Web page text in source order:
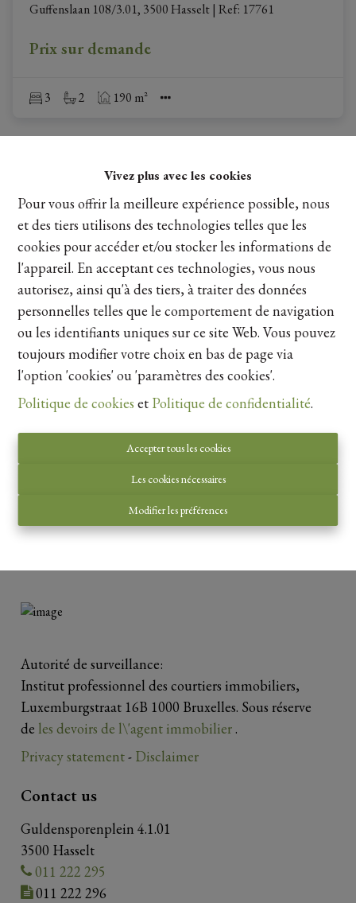
Vivez plus avec les cookies
Pour vous offrir la meilleure expérience possible, nous
et des tiers utilisons des technologies telles que les
cookies pour accéder et/ou stocker les informations de
l'appareil. En acceptant ces technologies, vous nous
autorisez, ainsi qu'à des tiers, à traiter des données
personnelles telles que le comportement de navigation
ou les identifiants uniques sur ce site Web. Vous pouvez
toujours modifier votre choix en bas de page via
l'option 'cookies' ou 'paramètres des cookies'.
Politique de cookies et Politique de confidentialité.
Accepter tous les cookies
Les cookies nécessaires
Modifier les préférences
Guffenslaan 108/3.01, 3500 Hasselt | Ref: 17761
Prix sur demande
3 2 190 m²
Appartementsgebouw
Windmolenstraat 11, 3500 Hasselt|Ref: 23450
Prix sur demande
3 2 328 m²
Autorité de surveillance:
Institut professionnel des courtiers immobiliers,
Luxemburgstraat 16B 1000 Bruxelles. Sous réserve
de les devoirs de l\'agent immobilier.
Privacy statement- Disclaimer
Contact us
Guldensporenplein 4.1.01
3500 Hasselt
011 222 295
011 222 296